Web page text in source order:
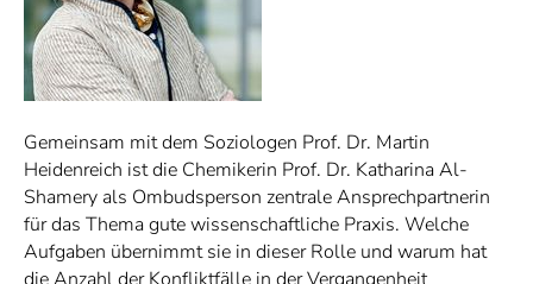
Gemeinsam mit dem Soziologen Prof. Dr. Martin
Heidenreich ist die Chemikerin Prof. Dr. Katharina Al-
Shamery als Ombudsperson zentrale Ansprechpartnerin
für das Thema gute wissenschaftliche Praxis. Welche
Aufgaben übernimmt sie in dieser Rolle und warum hat
die Anzahl der Konfliktfälle in der Vergangenheit